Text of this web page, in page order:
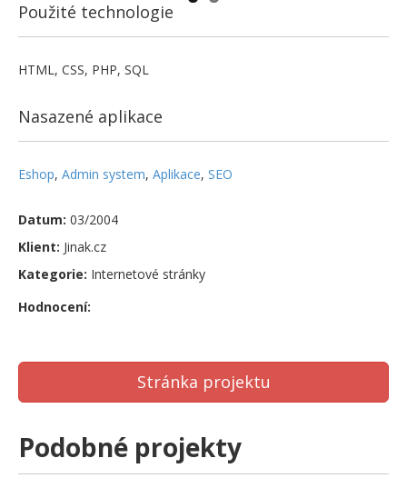
Použité technologie
HTML, CSS, PHP, SQL
Nasazené aplikace
Eshop, Admin system, Aplikace, SEO
Datum: 03/2004
Klient: Jinak.cz
Kategorie: Internetové stránky
Hodnocení:
Stránka projektu
Podobné projekty